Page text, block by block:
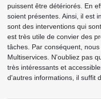
puissent être détériorés. En
soient présentes. Ainsi, il est
sont des interventions qui
est très utile de convier des
tâches. Par conséquent,
Multiservices. N'oubliez pas
très intéressants et
d'autres informations, il suffit